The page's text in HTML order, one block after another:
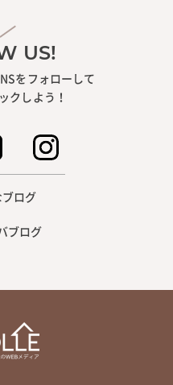
US!
をフォローして
クしよう！
ログ
ブログ